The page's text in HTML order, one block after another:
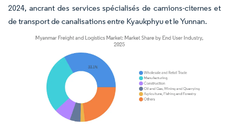
2024, ancrant des services spécialisés de camions-citernes et
de transport de canalisations entre Kyaukphyu et le Yunnan.